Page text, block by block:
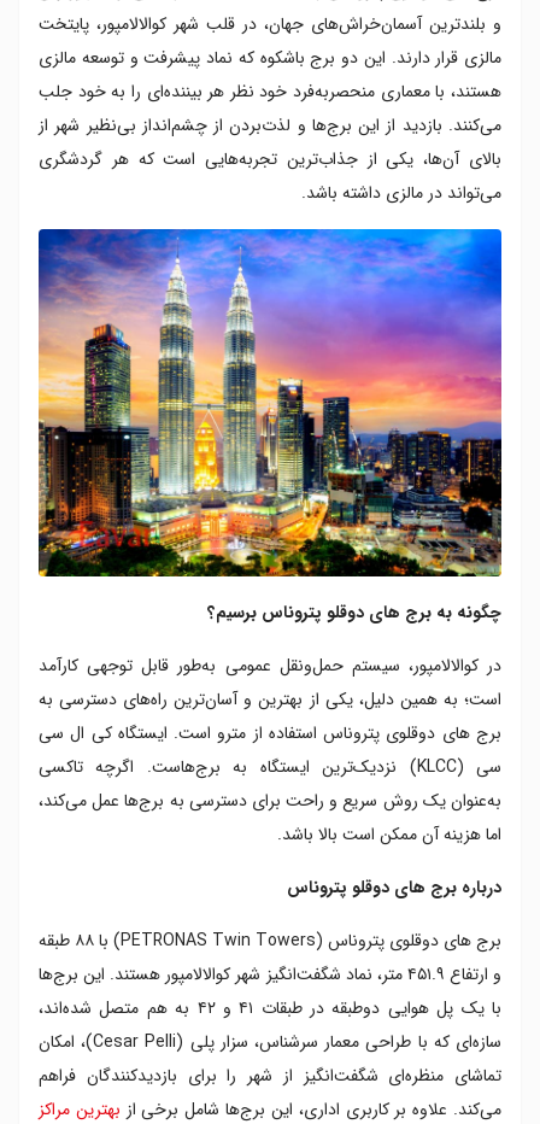
جاذبه های برج های دوقلو پتروناس
نکات و زمان بازدید از برج های دوقلو پتروناس
و بلندترین آسمان‌خراش‌های جهان، در قلب شهر کوالالامپور، پایتخت
مالزی قرار دارند. این دو برج باشکوه که نماد پیشرفت و توسعه مالزی
هستند، با معماری منحصربه‌فرد خود نظر هر بیننده‌ای را به خود جلب
می‌کنند. بازدید از این برج‌ها و لذت‌بردن از چشم‌انداز بی‌نظیر شهر از
بالای آن‌ها، یکی از جذاب‌ترین تجربه‌هایی است که هر گردشگری
می‌تواند در مالزی داشته باشد.
چگونه به برج های دوقلو پتروناس برسیم؟
در کوالالامپور، سیستم حمل‌ونقل عمومی به‌طور قابل توجهی کارآمد
است؛ به همین دلیل، یکی از بهترین و آسان‌ترین راه‌های دسترسی به
برج های دوقلوی پتروناس استفاده از مترو است. ایستگاه کی ال سی
سی (KLCC) نزدیک‌ترین ایستگاه به برج‌هاست. اگرچه تاکسی
به‌عنوان یک روش سریع و راحت برای دسترسی به برج‌ها عمل می‌کند،
اما هزینه آن ممکن است بالا باشد.
درباره برج های دوقلو پتروناس
برج های دوقلوی پتروناس (PETRONAS Twin Towers) با ۸۸ طبقه
و ارتفاع ۴۵۱.۹ متر، نماد شگفت‌انگیز شهر کوالالامپور هستند. این برج‌ها
با یک پل هوایی دوطبقه در طبقات ۴۱ و ۴۲ به هم متصل شده‌اند،
سازه‌ای که با طراحی معمار سرشناس، سزار پلی (Cesar Pelli)، امکان
تماشای منظره‌ای شگفت‌انگیز از شهر را برای بازدیدکنندگان فراهم
می‌کند. علاوه بر کاربری اداری، این برج‌ها شامل برخی از بهترین مراکز